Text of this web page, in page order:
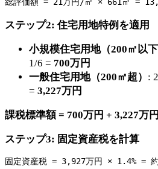
ステップ2: 住宅用地特例を適用
小規模住宅用地（200㎡以下
1/6 = 700万円
一般住宅用地（200㎡超） :
= 3,227万円
課税標準額 = 700万円 + 3,227万
ステップ3: 固定資産税を計算